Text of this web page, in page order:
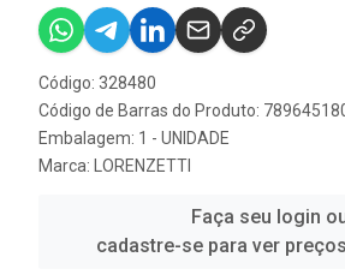
Código: 328480
Código de Barras do Produto:
Embalagem: 1 - UNIDADE
Marca:
LORENZETTI
Faça seu login
cadastre-se para ver